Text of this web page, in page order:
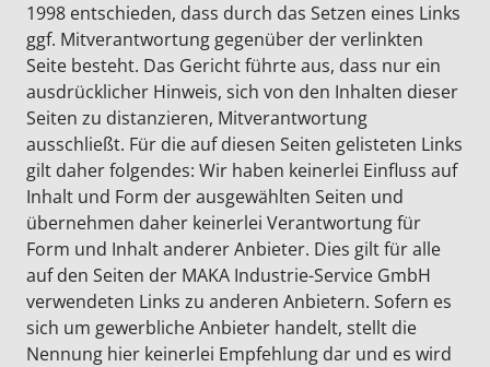
1998 entschieden, dass durch das Setzen eines Links
ggf. Mitverantwortung gegenüber der verlinkten
Seite besteht. Das Gericht führte aus, dass nur ein
ausdrücklicher Hinweis, sich von den Inhalten dieser
Seiten zu distanzieren, Mitverantwortung
ausschließt. Für die auf diesen Seiten gelisteten Links
gilt daher folgendes: Wir haben keinerlei Einfluss auf
Inhalt und Form der ausgewählten Seiten und
übernehmen daher keinerlei Verantwortung für
Form und Inhalt anderer Anbieter. Dies gilt für alle
auf den Seiten der MAKA Industrie-Service GmbH
verwendeten Links zu anderen Anbietern. Sofern es
sich um gewerbliche Anbieter handelt, stellt die
Nennung hier keinerlei Empfehlung dar und es wird